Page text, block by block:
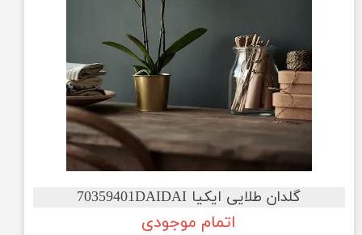
گلدان طلایی ایکیا 70359401DAIDAI
اتمام موجودی